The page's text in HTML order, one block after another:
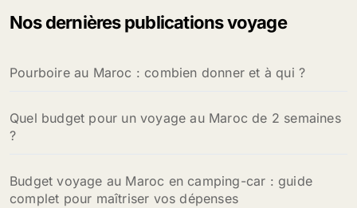
r
e
:
Nos dernières publications voyage
Pourboire au Maroc : combien donner et à qui ?
Quel budget pour un voyage au Maroc de 2 semaines
?
Budget voyage au Maroc en camping-car : guide
complet pour maîtriser vos dépenses